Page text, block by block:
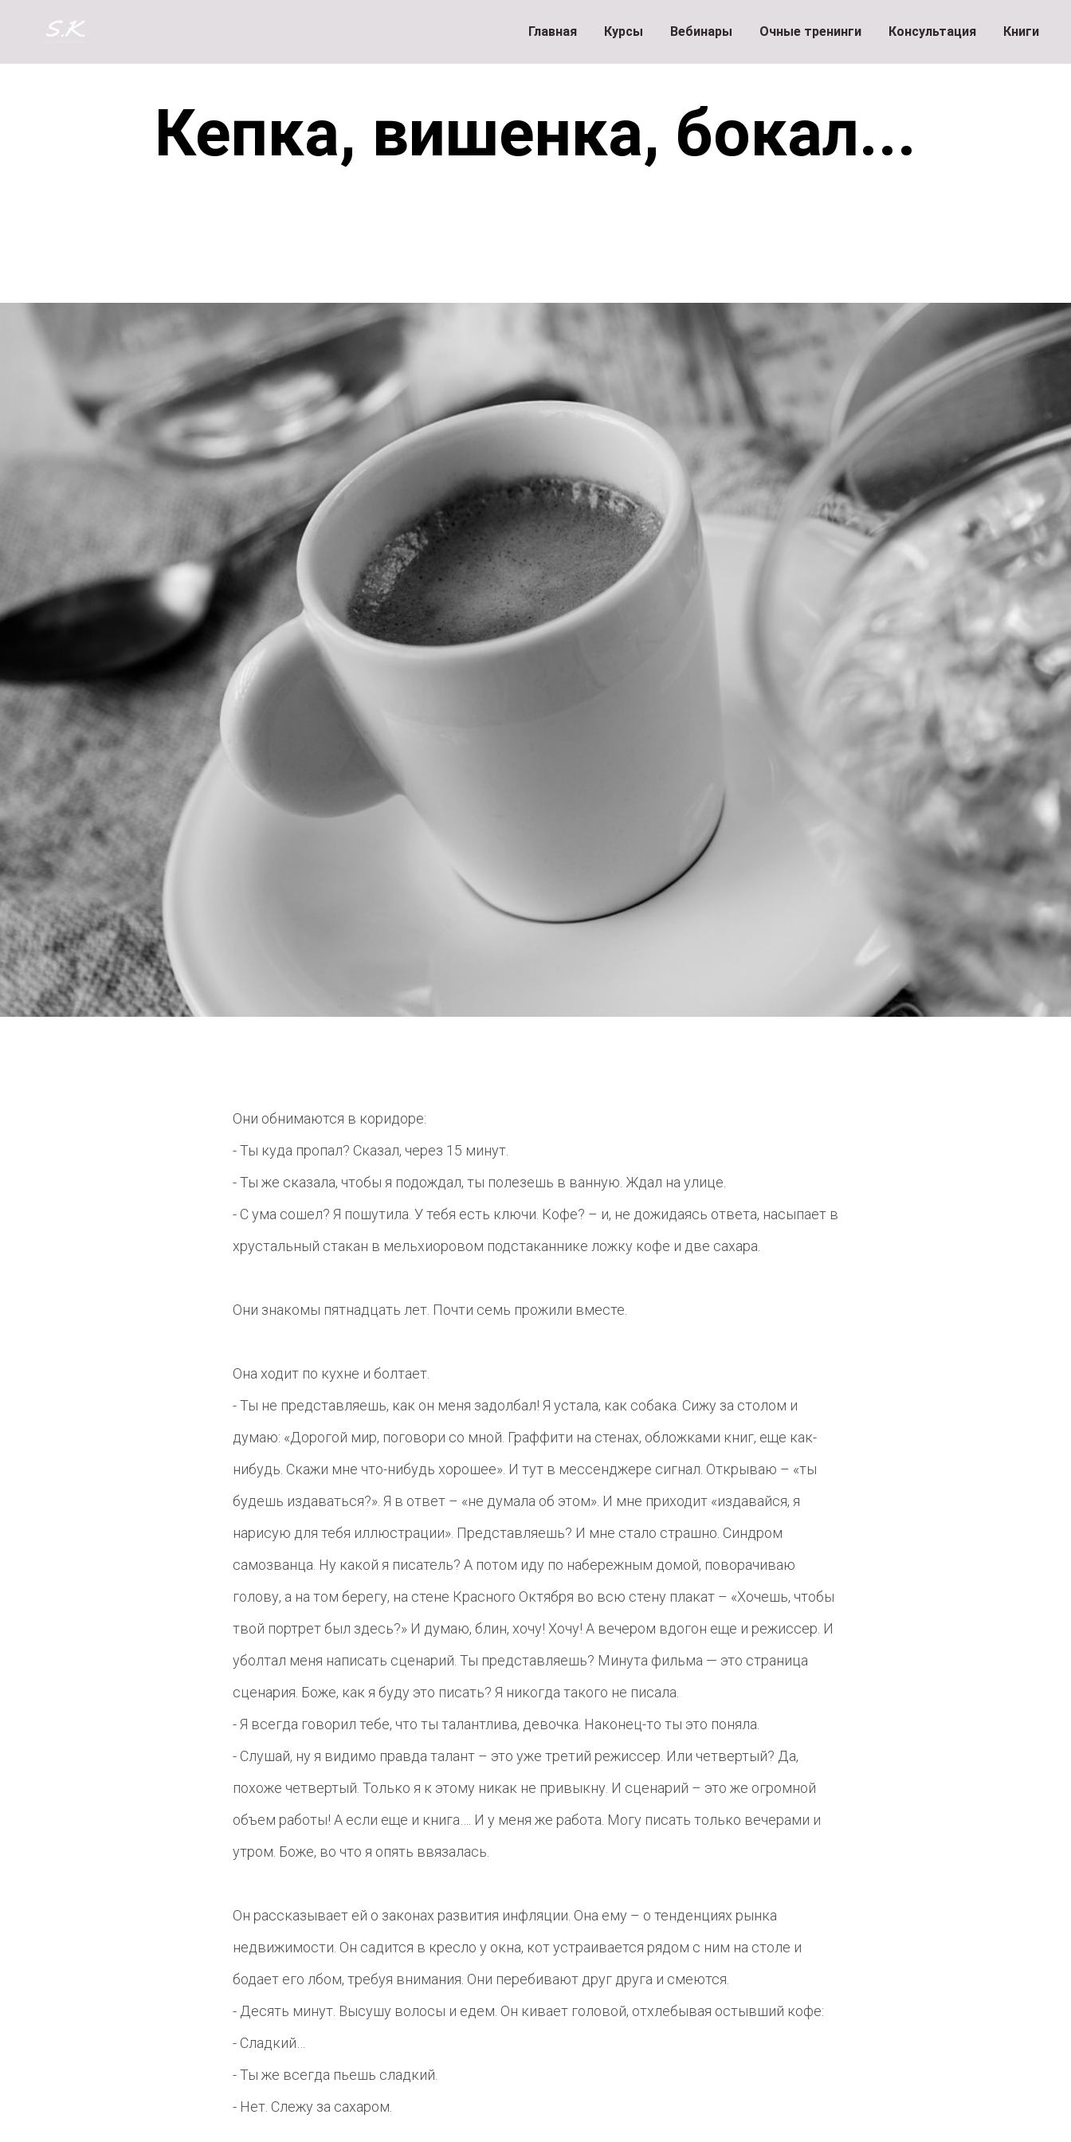
Главная Курсы Вебинары Очные тренинги Консультация Книги
Кепка, вишенка, бокал...
Они обнимаются в коридоре:
- Ты куда пропал? Сказал, через 15 минут.
- Ты же сказала, чтобы я подождал, ты полезешь в ванную. Ждал на улице.
- С ума сошел? Я пошутила. У тебя есть ключи. Кофе? – и, не дожидаясь ответа, насыпает в
хрустальный стакан в мельхиоровом подстаканнике ложку кофе и две сахара.
Они знакомы пятнадцать лет. Почти семь прожили вместе.
Она ходит по кухне и болтает.
- Ты не представляешь, как он меня задолбал! Я устала, как собака. Сижу за столом и
думаю: «Дорогой мир, поговори со мной. Граффити на стенах, обложками книг, еще как-
нибудь. Скажи мне что-нибудь хорошее». И тут в мессенджере сигнал. Открываю – «ты
будешь издаваться?». Я в ответ – «не думала об этом». И мне приходит «издавайся, я
нарисую для тебя иллюстрации». Представляешь? И мне стало страшно. Синдром
самозванца. Ну какой я писатель? А потом иду по набережным домой, поворачиваю
голову, а на том берегу, на стене Красного Октября во всю стену плакат – «Хочешь, чтобы
твой портрет был здесь?» И думаю, блин, хочу! Хочу! А вечером вдогон еще и режиссер. И
уболтал меня написать сценарий. Ты представляешь? Минута фильма — это страница
сценария. Боже, как я буду это писать? Я никогда такого не писала.
- Я всегда говорил тебе, что ты талантлива, девочка. Наконец-то ты это поняла.
- Слушай, ну я видимо правда талант – это уже третий режиссер. Или четвертый? Да,
похоже четвертый. Только я к этому никак не привыкну. И сценарий – это же огромной
объем работы! А если еще и книга…. И у меня же работа. Могу писать только вечерами и
утром. Боже, во что я опять ввязалась.
Он рассказывает ей о законах развития инфляции. Она ему – о тенденциях рынка
недвижимости. Он садится в кресло у окна, кот устраивается рядом с ним на столе и
бодает его лбом, требуя внимания. Они перебивают друг друга и смеются.
- Десять минут. Высушу волосы и едем. Он кивает головой, отхлебывая остывший кофе:
- Сладкий…
- Ты же всегда пьешь сладкий.
- Нет. Слежу за сахаром.